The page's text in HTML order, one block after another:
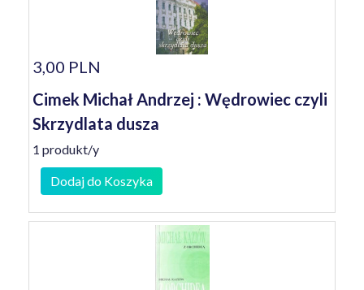
3,00 PLN
Cimek Michał Andrzej : Wędrowiec czyli
Skrzydlata dusza
1 produkt/y
Dodaj do Koszyka